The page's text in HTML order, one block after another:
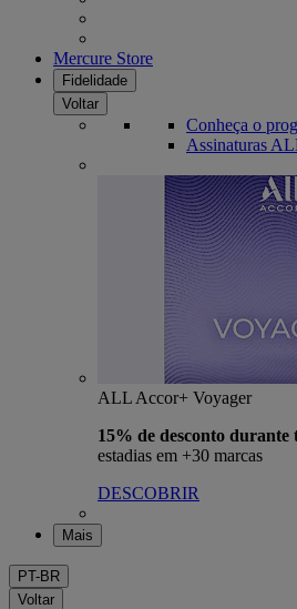
Mercure Store
Fidelidade
Voltar
Conheça o
Assinaturas
ALL Accor+ Voyager
15% de desconto durante
estadias em +30 marcas
DESCOBRIR
Mais
PT-BR
Voltar